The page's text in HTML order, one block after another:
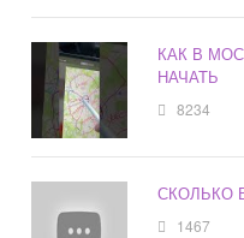
КАК В
НАЧАТЬ
8234
СКОЛЬКО
1467